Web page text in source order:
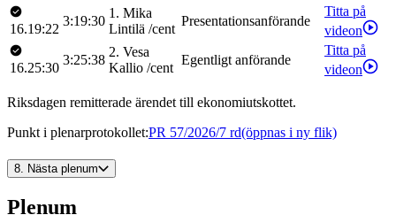
16.19:22
3:19:30
1 . Mika
Lintilä /cent
Presentationsanförande
Titta på
videon
16.25:30
3:25:38
2. Vesa
Kallio /cent
Egentligt anförande
Titta på
videon
Riksdagen remitterade ärendet till ekonomiutskottet.
Punkt i plenarprotokollet:PR 57/2026/7 rd(öppnas i ny flik)
8. Nästa plenum
Plenum